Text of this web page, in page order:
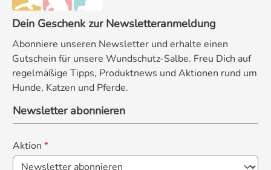
Dein Geschenk zur Newsletteranmeldung
Abonniere unseren Newsletter und erhalte einen
Gutschein für unsere Wundschutz-Salbe. Freu Dich auf
regelmäßige Tipps, Produktnews und Aktionen rund um
Hunde, Katzen und Pferde.
Newsletter abonnieren
Aktion *